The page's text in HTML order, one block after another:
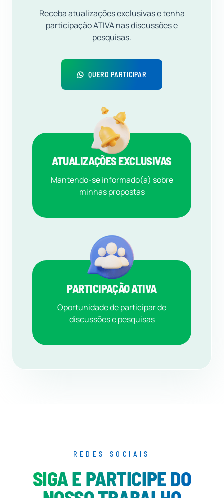
Receba atualizações exclusivas e tenha
participação ATIVA nas discussões e
pesquisas.
QUERO PARTICIPAR
ATUALIZAÇÕES EXCLUSIVAS
Mantendo-se informado(a) sobre
minhas propostas
PARTICIPAÇÃO ATIVA
Oportunidade de participar de
discussões e pesquisas
REDES SOCIAIS
SIGA E PARTICIPE DO